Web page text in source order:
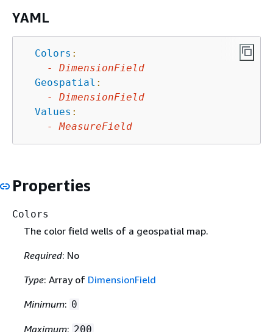
YAML
Colors :
-
DimensionField
Geospatial :
-
DimensionField
Values :
-
MeasureField
Properties
Colors
The color field wells of a geospatial map.
Required: No
Type: Array of DimensionField
Minimum: 0
Maximum: 200